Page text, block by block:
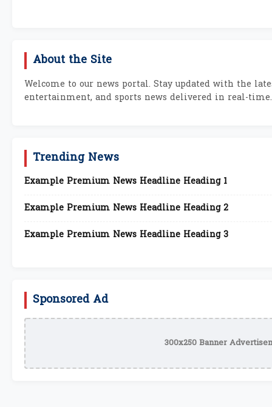
About the Site
Welcome to our news portal. Stay updated with the
entertainment, and sports news delivered in real-time.
Trending News
Example Premium News Headline Heading 1
Example Premium News Headline Heading 2
Example Premium News Headline Heading 3
Sponsored Ad
300x250 Banner